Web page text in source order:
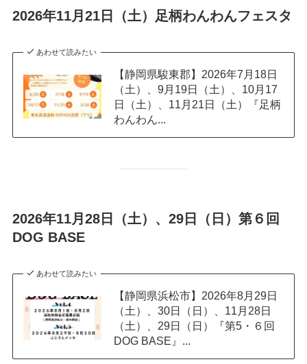
2026年11月21日（土）足柄わんわんフェスタ
あわせて読みたい
【静岡県駿東郡】2026年7月18日
（土）、9月19日（土）、10月17
日（土）、11月21日（土）『足柄
わんわん...
2026年11月28日（土）、29日（日）第６回
DOG BASE
あわせて読みたい
【静岡県浜松市】2026年8月29日
（土）、30日（日）、11月28日
（土）、29日（日）『第5・６回
DOG BASE』...